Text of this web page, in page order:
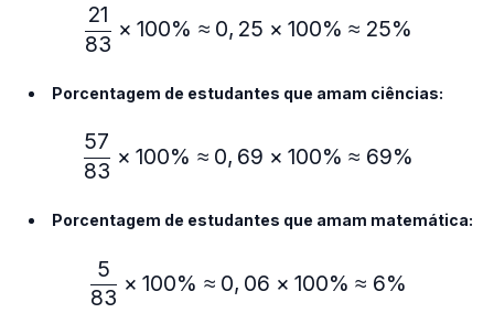
\frac{21}{83} × 100\% ≈
83
21
× 100% ≈ 0, 25 × 100% ≈ 25%
Porcentagem de estudantes que amam ciências:
\frac{57}{83} × 100\% ≈
83
57
× 100% ≈ 0, 69 × 100% ≈ 69%
Porcentagem de estudantes que amam matemática:
\frac{5}{83} × 100\% ≈
83
5
× 100% ≈ 0, 06 × 100% ≈ 6%